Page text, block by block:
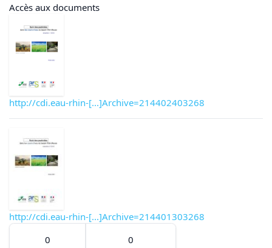
Accès aux documents
http://cdi.eau-rhin-[...]Archive=214402403268
http://cdi.eau-rhin-[...]Archive=214401303268
0
0